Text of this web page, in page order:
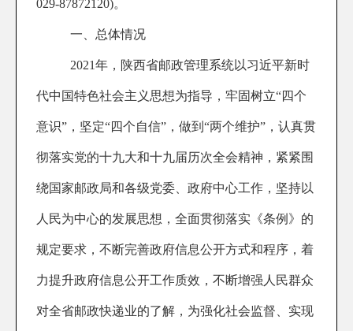
029-87872120)。
一、总体情况
2021年，陕西省邮政管理系统以习近平新时
代中国特色社会主义思想为指导，牢固树立“四个
意识”，坚定“四个自信”，做到“两个维护”，认真贯
彻落实党的十九大和十九届历次全会精神，紧紧围
绕国家邮政局和各级党委、政府中心工作，坚持以
人民为中心的发展思想，全面贯彻落实《条例》的
规定要求，不断完善政府信息公开方式和程序，着
力提升政府信息公开工作质效，不断增强人民群众
对全省邮政快递业的了解，为强化社会监督、实现